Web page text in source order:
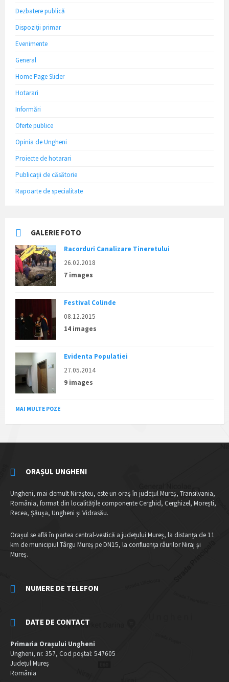
Dezbatere publică
Dispoziții primar
Evenimente
General
Home Page Slider
Hotarari
Informări
Oferte publice
Opinia de Ungheni
Proiecte de hotarari
Publicații de căsătorie
Rapoarte de specialitate
GALERIE FOTO
Racorduri Canalizare Tineretului
26.02.2018
7 images
Festival Colinde
08.12.2015
14 images
Evidenta Populatiei
27.05.2014
9 images
MAI MULTE POZE
ORAȘUL UNGHENI
Ungheni, mai demult Nirașteu, este un oraș în județul Mureș, Transilvania,
România, format din localitățile componente Cerghid, Cerghizel, Morești,
Recea, Șăușa, Ungheni și Vidrasău.
Orașul se află în partea central-vestică a județului Mureș, la distanța de 11
km de municipiul Târgu Mureș pe DN15, la confluența râurilor Niraj și
Mureș.
NUMERE DE TELEFON
DATE DE CONTACT
Primaria Orașului Ungheni
Ungheni, nr. 357, Cod poștal: 547605
Județul Mureș
România